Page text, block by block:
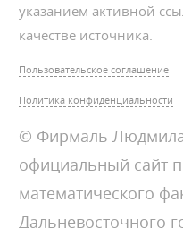
указанием активной
качестве источника.
Пользовательское соглашение
Политика конфиденциальности
© Фирмаль
официальный сайт
математического
Дальневосточного